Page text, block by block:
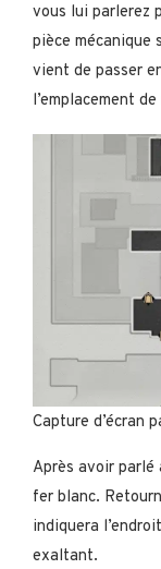
vous lui parlerez
pièce mécanique
vient de passer
l’emplacement
Capture d’écran
Après avoir
fer blanc.
indiquera
exaltant.